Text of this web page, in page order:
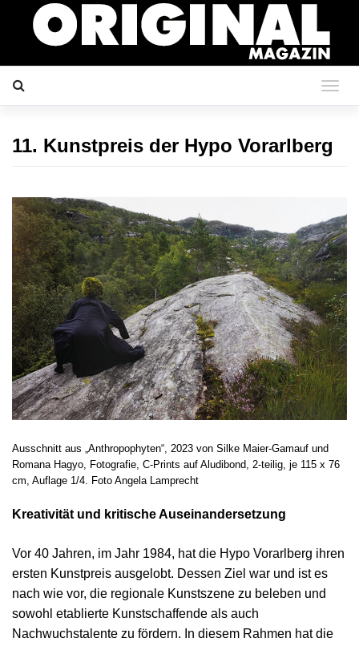
11. Kunstpreis der Hypo Vorarlberg
Ausschnitt aus „Anthropophyten“, 2023 von Silke Maier-Gamauf und
Romana Hagyo, Fotografie, C-Prints auf Aludibond, 2-teilig, je 115 x 76
cm, Auflage 1/4. Foto Angela Lamprecht
Kreativität und kritische Auseinandersetzung
Vor 40 Jahren, im Jahr 1984, hat die Hypo Vorarlberg ihren
ersten Kunstpreis ausgelobt. Dessen Ziel war und ist es
nach wie vor, die regionale Kunstszene zu beleben und
sowohl etablierte Kunstschaffende als auch
Nachwuchstalente zu fördern. In diesem Rahmen hat die